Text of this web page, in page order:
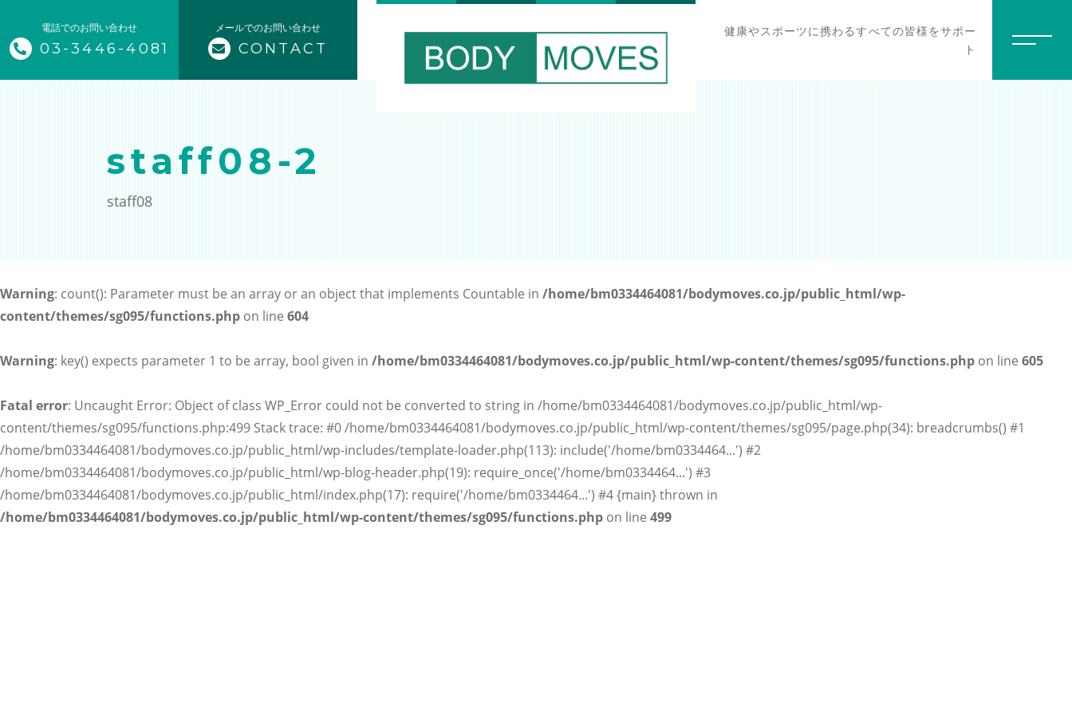
電話でのお問い合わせ
03-3446-4081
メールでのお問い合わせ
CONTACT
健康やスポーツに携わるすべての皆様をサポー
ト
トップページ
スポーツクラブ支援
スポーツチーム・学校の授業を支援
個人のお客様向け
オリジナルプログラム
スタッフ紹介
よくある質問
ブログ
staff08-2
staff08
Warning: count(): Parameter must be an array or an object that implements Countable in /home/bm0334464081/bodymoves.co.jp/public_html/wp-
content/themes/sg095/functions.php on line 604
Warning: key() expects parameter 1 to be array, bool given in /home/bm0334464081/bodymoves.co.jp/public_html/wp-content/themes/sg095/functions.php on line 605
Fatal error: Uncaught Error: Object of class WP_Error could not be converted to string in /home/bm0334464081/bodymoves.co.jp/public_html/wp-
content/themes/sg095/functions.php:499 Stack trace: #0 /home/bm0334464081/bodymoves.co.jp/public_html/wp-content/themes/sg095/page.php(34): breadcrumbs() #1
/home/bm0334464081/bodymoves.co.jp/public_html/wp-includes/template-loader.php(113): include('/home/bm0334464...') #2
/home/bm0334464081/bodymoves.co.jp/public_html/wp-blog-header.php(19): require_once('/home/bm0334464...') #3
/home/bm0334464081/bodymoves.co.jp/public_html/index.php(17): require('/home/bm0334464...') #4 {main} thrown in
/home/bm0334464081/bodymoves.co.jp/public_html/wp-content/themes/sg095/functions.php on line 499